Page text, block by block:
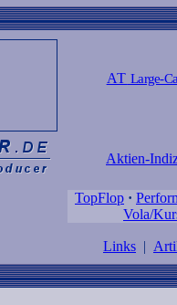
AT Large-
Aktien-
TopFlop ·
Vola/
Links |